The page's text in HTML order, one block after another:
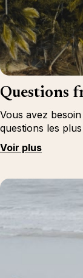
Questions
Vous avez
questions les
Voir plus